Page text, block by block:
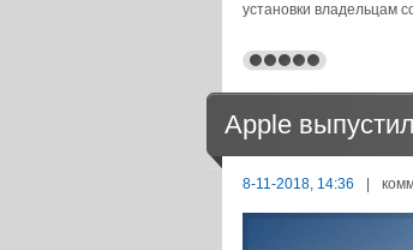
установки владельцам
Apple
8-11-2018, 14:36 |